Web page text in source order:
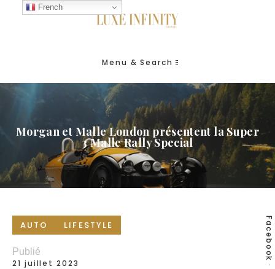
Menu & Search
Morgan et Malle London présentent la Super
3 Malle Rally Special
Facebook
AUTO LIFESTYLE
Publié
21 juillet 2023
French